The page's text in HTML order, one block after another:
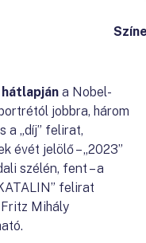
a Nobel-
jobbra, három
a „díj” felirat,
évét jelölő – „2023”
szélén, fent – a
felirat
Mihály